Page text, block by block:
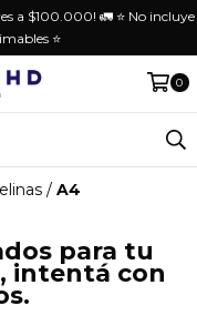
a $100.000! 🚛 ⭐️ No incluye
⭐️
0
/ A4
para tu
intentá con